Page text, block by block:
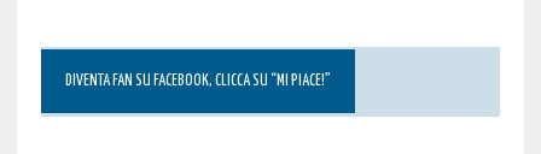
DIVENTA FAN SU FACEBOOK, CLICCA SU “MI PIACE!”